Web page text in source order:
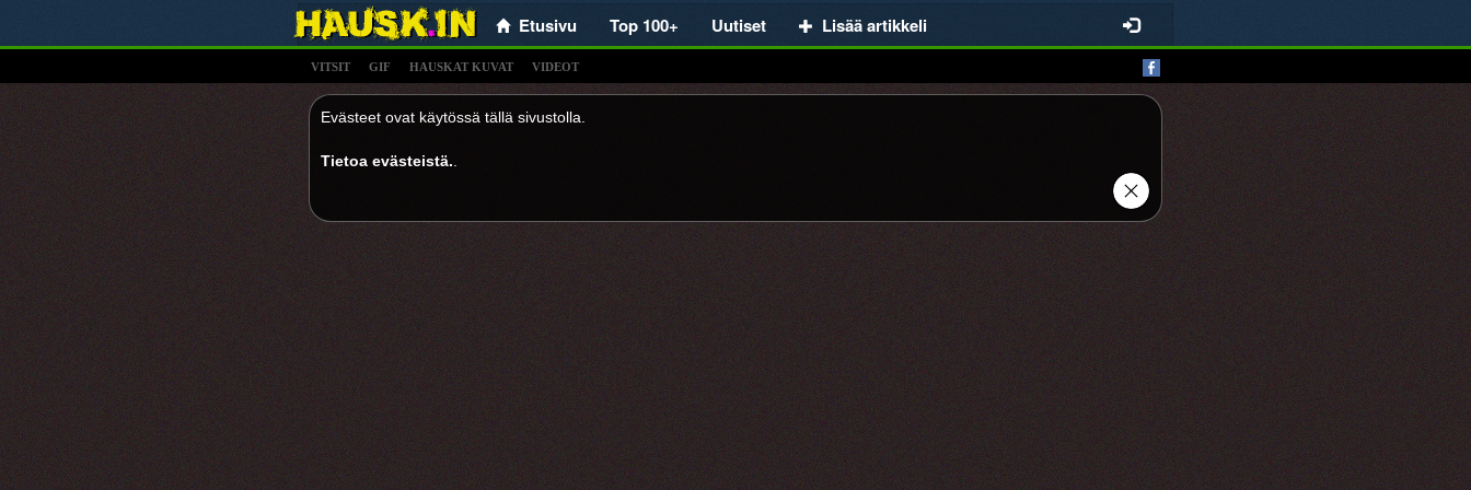
Etusivu Top 100+ Uutiset Lisää artikkeli
VITSIT GIF HAUSKAT KUVAT VIDEOT
Evästeet ovat käytössä tällä sivustolla.
Tietoa evästeistä.